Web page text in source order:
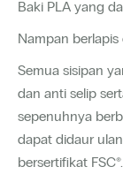
Baki PLA yang
Nampan
Semua sisipan
dan anti selip
sepenuhnya
dapat didaur
bersertifikat FSC®.